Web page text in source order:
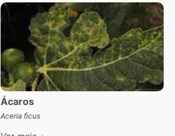
Ácaros
Aceria ficus